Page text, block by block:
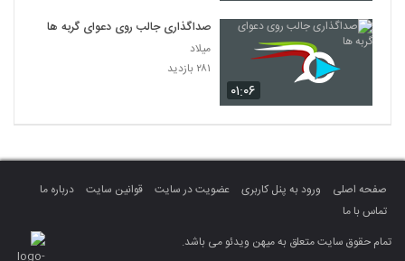
۰۱:۰۶
صداگذاری جالب روی دعوای گربه ها
میلاد
۲۸۱ بازدید
صفحه اصلی ورود به پنل کاربری عضویت در سایت قوانین سایت
درباره ما
تماس با ما
تمام حقوق سایت متعلق به میهن ویدئو می باشد.